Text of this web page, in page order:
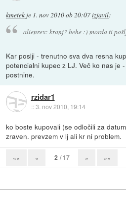
kmetek je 1. nov 2010 ob 20:07izjavil:
alienrex: kranj? hehe :) morda ti
Kar poslji - trenutno sva dva resna
potencialni kupec z LJ. Več ko nas je
postnine.
rzidar1
::3. nov 2010, 19:14
ko boste kupovali (se odločili za
zraven. prevzem v lj ali kr ni problem.
«« « 2 / 17 » »»